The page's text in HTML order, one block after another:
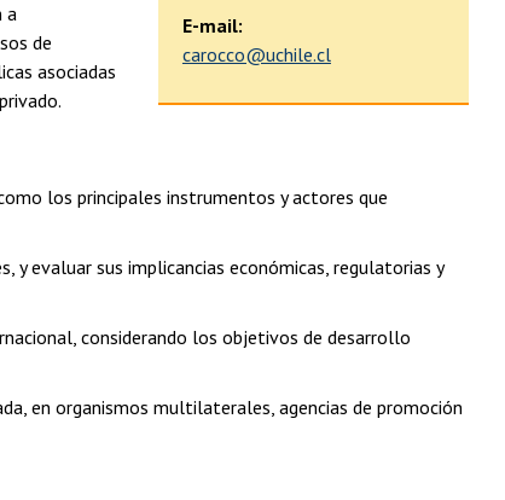
E-mail:
carocco@uchile.cl
a
de
asociadas
los principales instrumentos y actores que
evaluar sus implicancias económicas, regulatorias y
considerando los objetivos de desarrollo
en organismos multilaterales, agencias de promoción